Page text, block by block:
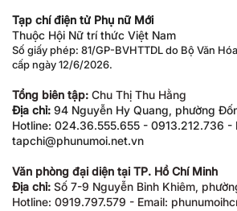
Tạp chí điện tử Phụ nữ Mới
Thuộc Hội Nữ trí thức Việt Nam
Số giấy phép: 81/GP-BVHTTDL do Bộ Văn
cấp ngày 12/6/2026.
Tổng biên tập: Chu Thị Thu Hằng
Địa chỉ: 94 Nguyễn Hy Quang, phường
Hotline: 024.36.555.655 - 0913.212.736 -
tapchi@phunumoi.net.vn
Văn phòng đại diện tại TP. Hồ Chí Minh
Địa chỉ: Số 7-9 Nguyễn Bỉnh Khiêm,
Hotline: 0919.797.579 - Email: